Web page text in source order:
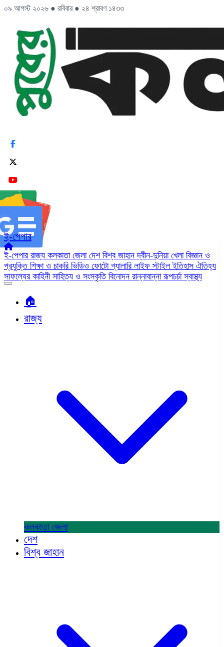
০৯ আগস্ট ২০২৬ ● রবিবার ● ২৪ শ্রাবণ ১৪৩৩
ই-পেপার
ই-পেপার রাজ্য কলকাতা জেলা দেশ বিশ্ব জাহানদ্বীন-দুনিয়া খেলা বিজ্ঞান ও
প্রযুক্তি শিক্ষা ও চাকরি ভিডিও ফোটো গ্যালারি লাইফ স্টাইলইতিহাস ঐতিহ্য
সাফল্যের কাহিনী সাহিত্য ও সংস্কৃতি বিনোদন রান্নাবান্নারূপচর্চাস্বাস্থ্য
🏠︎
রাজ্য
কলকাতা জেলা
দেশ
বিশ্ব জাহান